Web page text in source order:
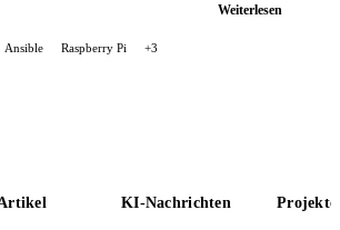
Weiterlesen
Ansible Raspberry Pi +3
KI-Nachrichten Projekte